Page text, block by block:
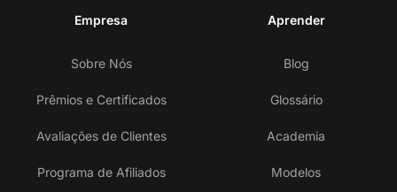
Empresa
Sobre Nós
Prêmios e Certificados
Avaliações de Clientes
Programa de Afiliados
Aprender
Blog
Glossário
Academia
Modelos